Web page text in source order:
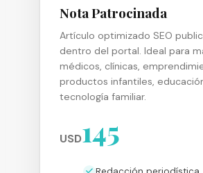
Nota Patrocinada
Artículo optimizado SEO
dentro del portal. Ideal para
médicos, clínicas,
productos infantiles,
tecnología familiar.
USD145